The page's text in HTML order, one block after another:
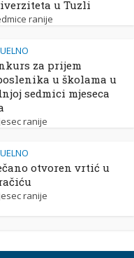
u Tuzli
ranije
za prijem
u školama u
sedmici mjeseca
ranije
otvoren vrtić u
ranije